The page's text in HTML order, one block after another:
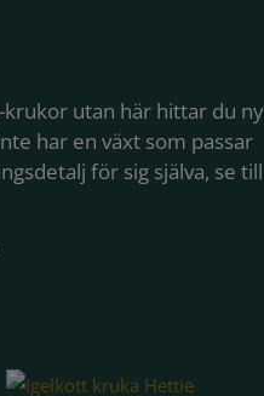
krukor utan här hittar du
har en växt som passar
för sig själva, se till